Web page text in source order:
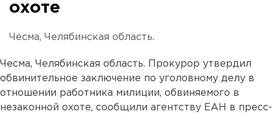
охоте
Чесма, Челябинская область.
Чесма, Челябинская область. Прокурор утвердил
обвинительное заключение по уголовному делу в
отношении работника милиции, обвиняемого в
незаконной охоте, сообщили агентству ЕАН в пресс-